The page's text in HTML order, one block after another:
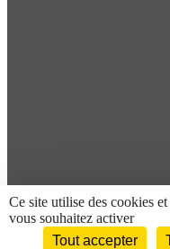
Ce site utilise des cookies
vous souhaitez activer
Tout accepter